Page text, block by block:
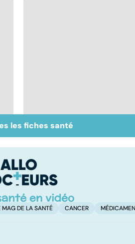
Alimentation : le péril
jeûne ?
les fiches santé
MAG DE LA SANTÉ CANCER